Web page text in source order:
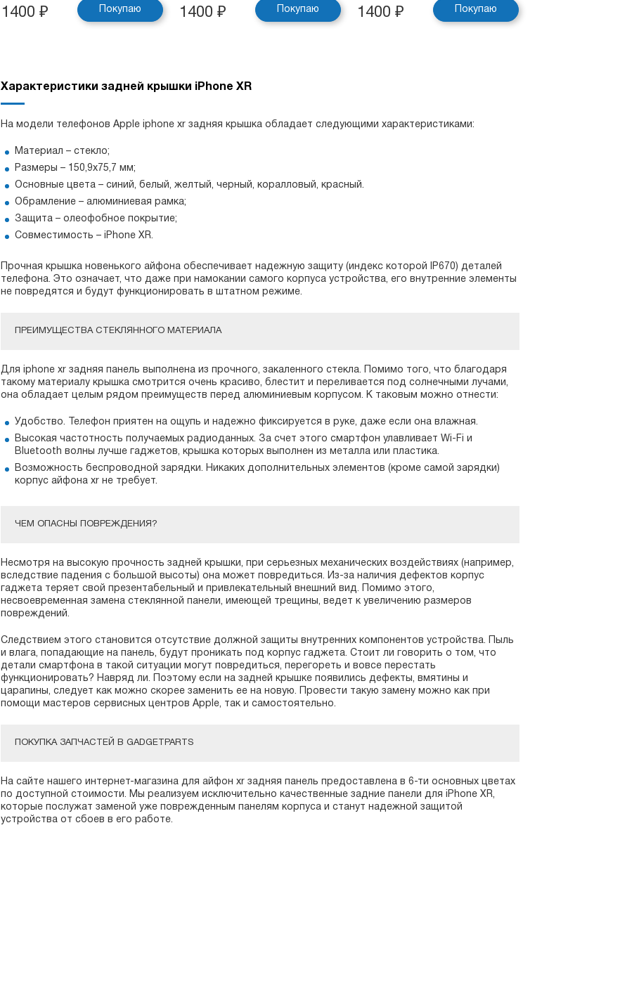
1400 ₽ Покупаю 1400 ₽ Покупаю 1400 ₽ Покупаю
Характеристики задней крышки iPhone XR
На модели телефонов Apple iphone xr задняя крышка обладает следующими характеристиками:
Материал – стекло;
Размеры – 150,9х75,7 мм;
Основные цвета – синий, белый, желтый, черный, коралловый, красный.
Обрамление – алюминиевая рамка;
Защита – олеофобное покрытие;
Совместимость – iPhone XR.
Прочная крышка новенького айфона обеспечивает надежную защиту (индекс которой IP670) деталей
телефона. Это означает, что даже при намокании самого корпуса устройства, его внутренние элементы
не повредятся и будут функционировать в штатном режиме.
ПРЕИМУЩЕСТВА СТЕКЛЯННОГО МАТЕРИАЛА
Для iphone xr задняя панель выполнена из прочного, закаленного стекла. Помимо того, что благодаря
такому материалу крышка смотрится очень красиво, блестит и переливается под солнечными лучами,
она обладает целым рядом преимуществ перед алюминиевым корпусом. К таковым можно отнести:
Удобство. Телефон приятен на ощупь и надежно фиксируется в руке, даже если она влажная.
Высокая частотность получаемых радиоданных. За счет этого смартфон улавливает Wi-Fi и
Bluetooth волны лучше гаджетов, крышка которых выполнен из металла или пластика.
Возможность беспроводной зарядки. Никаких дополнительных элементов (кроме самой зарядки)
корпус айфона xr не требует.
ЧЕМ ОПАСНЫ ПОВРЕЖДЕНИЯ?
Несмотря на высокую прочность задней крышки, при серьезных механических воздействиях (например,
вследствие падения с большой высоты) она может повредиться. Из-за наличия дефектов корпус
гаджета теряет свой презентабельный и привлекательный внешний вид. Помимо этого,
несвоевременная замена стеклянной панели, имеющей трещины, ведет к увеличению размеров
повреждений.
Следствием этого становится отсутствие должной защиты внутренних компонентов устройства. Пыль
и влага, попадающие на панель, будут проникать под корпус гаджета. Стоит ли говорить о том, что
детали смартфона в такой ситуации могут повредиться, перегореть и вовсе перестать
функционировать? Навряд ли. Поэтому если на задней крышке появились дефекты, вмятины и
царапины, следует как можно скорее заменить ее на новую. Провести такую замену можно как при
помощи мастеров сервисных центров Apple, так и самостоятельно.
ПОКУПКА ЗАПЧАСТЕЙ В GADGETPARTS
На сайте нашего интернет-магазина для айфон xr задняя панель предоставлена в 6-ти основных цветах
по доступной стоимости. Мы реализуем исключительно качественные задние панели для iPhone XR,
которые послужат заменой уже поврежденным панелям корпуса и станут надежной защитой
устройства от сбоев в его работе.